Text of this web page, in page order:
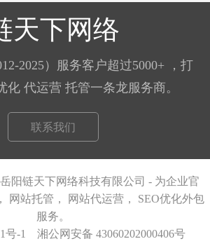
天下网络
2025）服务客户超过5000+ ，打
化 代运营 托管一条龙服务商。
联系我们
阳链天下网络科技有限公司 - 为企业官
网站托管 ， 网站代运营 ， SEO优化外包
服务。
号-1
湘公网安备 43060202000406号